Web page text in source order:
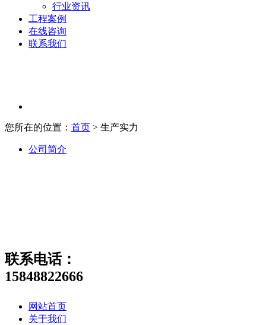
行业资讯
工程案例
在线咨询
联系我们
您所在的位置： 首页 > 生产实力
公司简介
联系电话：
15848822666
网站首页
关于我们